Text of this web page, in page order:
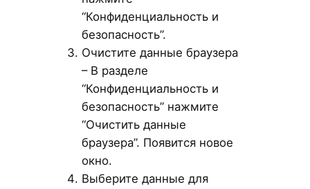
“Конфиденциальность и
безопасность”.
Очистите данные браузера
– В разделе
“Конфиденциальность и
безопасность” нажмите
“Очистить данные
браузера”. Появится новое
окно.
Выберите данные для